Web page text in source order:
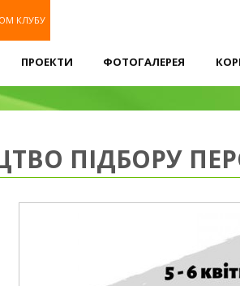
КЛУБУ
ПРОЕКТИ ФОТОГАЛЕРЕЯ
ПІДБОРУ